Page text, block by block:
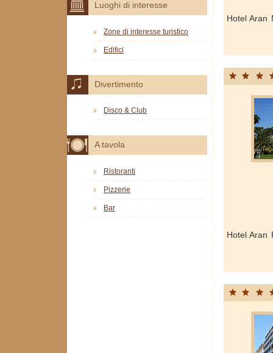
Hotel Aran
Hotel Aran
Luoghi di interesse
Zone di interesse turistico
Edifici
Divertimento
Disco & Club
A tavola
Ristoranti
Pizzerie
Bar